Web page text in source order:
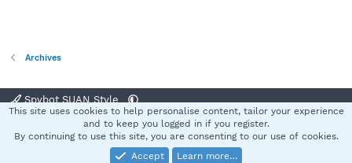
Archives
Spybot SUAN Style
Terms and rules Privacy policy Help
S
Community platform by XenForo® © 2010-2025 XenForo Ltd.
This site uses cookies to help personalise content, tailor your experience
and to keep you logged in if you register.
By continuing to use this site, you are consenting to our use of cookies.
Accept
Learn more…